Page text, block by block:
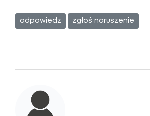
odpowiedz zgłoś naruszenie